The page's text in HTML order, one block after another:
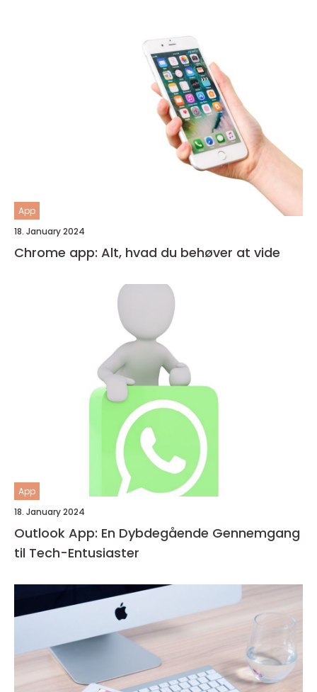
App
18. January 2024
Chrome app: Alt, hvad du behøver at vide
App
18. January 2024
Outlook App: En Dybdegående Gennemgang
til Tech-Entusiaster